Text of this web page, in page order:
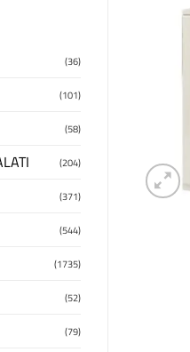
(36)
(101)
(58)
(204)
(371)
(544)
(1735)
(52)
(79)